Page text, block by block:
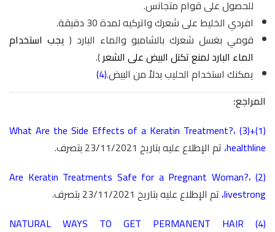
للحصول على قوام متجانس.
افردي الخليط على شعرك واتركيه لمدة 30 دقيقة.
قومي بغسل شعرك بالشامبو والماء البارد ( يجب استخدام
الماء البارد لمنع تكتل البيض على الشعر).
يمكنك استخدام الحليب بدلاً من البيض.(4)
المراجع:
(1)+(3)
What Are the Side Effects of a Keratin Treatment?،
healthline، تم الإطلاع عليه بتاريخ 23/11/2021 بتصرف.
(2)
Are Keratin Treatments Safe for a Pregnant Woman?،
livestrong، تم الإطلاع عليه بتاريخ 23/11/2021 بتصرف.
(4)
NATURAL WAYS TO GET PERMANENT HAIR